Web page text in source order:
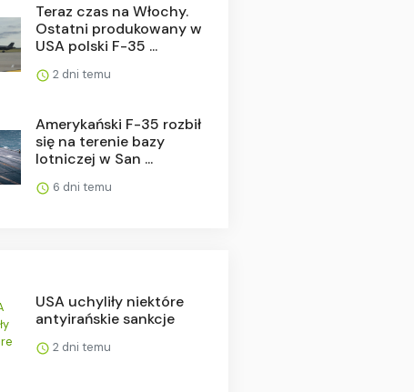
Teraz czas na Włochy.
Ostatni produkowany w
USA polski F-35 ...
2 dni temu
Amerykański F-35 rozbił
się na terenie bazy
lotniczej w San ...
6 dni temu
USA uchyliły niektóre
antyirańskie sankcje
2 dni temu